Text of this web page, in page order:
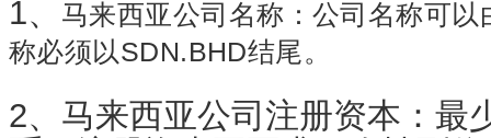
1、
马来西亚公司名称：公司名称可
称必须以SDN.BHD结尾。
2、马来西亚公司注册资本：最